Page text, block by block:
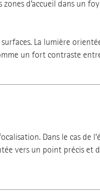
d’accueil dans un
La lumière
un fort contraste
Dans le cas de
vers un point précis et